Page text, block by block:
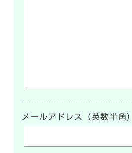
メールアドレス（英数半角）